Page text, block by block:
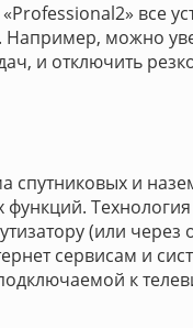
все
Например, можно
и отключить
и
(или
сервисам и
к